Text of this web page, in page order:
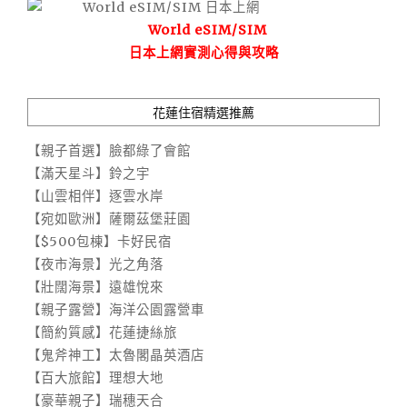
World eSIM/SIM
日本上網實測心得與攻略
花蓮住宿精選推薦
【親子首選】臉都綠了會館
【滿天星斗】鈴之宇
【山雲相伴】逐雲水岸
【宛如歐洲】薩爾茲堡莊園
【$500包棟】卡好民宿
【夜市海景】光之角落
【壯闊海景】遠雄悅來
【親子露營】海洋公園露營車
【簡約質感】花蓮捷絲旅
【鬼斧神工】太魯閣晶英酒店
【百大旅館】理想大地
【豪華親子】瑞穗天合